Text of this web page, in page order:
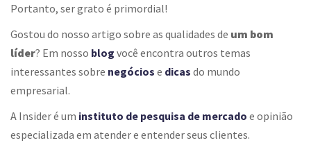
Portanto, ser grato é primordial!
Gostou do nosso artigo sobre as qualidades de um bom
líder? Em nosso blog você encontra outros temas
interessantes sobre negócios e dicas do mundo
empresarial.
A Insider é um instituto de pesquisa de mercado e opinião
especializada em atender e entender seus clientes.